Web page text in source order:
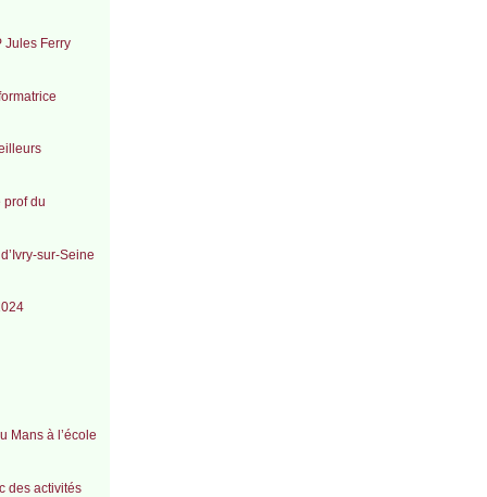
Jules Ferry
prof du
sur-Seine
Mans à l’école
des activités